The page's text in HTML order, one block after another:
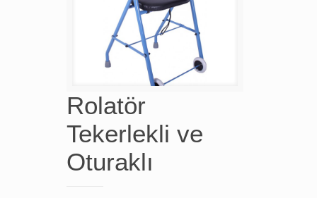
Rolatör
Tekerlekli ve
Oturaklı